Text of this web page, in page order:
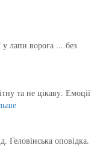
у лапи ворога ... без
та не цікаву. Емоції
Геловінська оповідка.